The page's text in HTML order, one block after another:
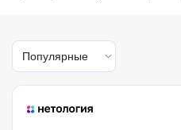
Популярные